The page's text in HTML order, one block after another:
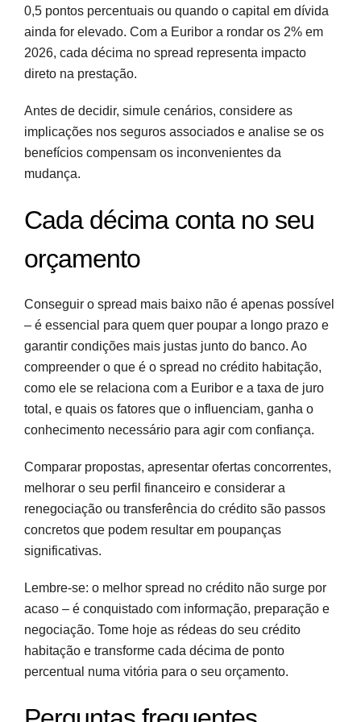
0,5 pontos percentuais ou quando o capital em dívida
ainda for elevado. Com a Euribor a rondar os 2% em
2026, cada décima no spread representa impacto
direto na prestação.
Antes de decidir, simule cenários, considere as
implicações nos seguros associados e analise se os
benefícios compensam os inconvenientes da
mudança.
Cada décima conta no seu
orçamento
Conseguir o spread mais baixo não é apenas possível
– é essencial para quem quer poupar a longo prazo e
garantir condições mais justas junto do banco. Ao
compreender o que é o spread no crédito habitação,
como ele se relaciona com a Euribor e a taxa de juro
total, e quais os fatores que o influenciam, ganha o
conhecimento necessário para agir com confiança.
Comparar propostas, apresentar ofertas concorrentes,
melhorar o seu perfil financeiro e considerar a
renegociação ou transferência do crédito são passos
concretos que podem resultar em poupanças
significativas.
Lembre-se: o melhor spread no crédito não surge por
acaso – é conquistado com informação, preparação e
negociação. Tome hoje as rédeas do seu crédito
habitação e transforme cada décima de ponto
percentual numa vitória para o seu orçamento.